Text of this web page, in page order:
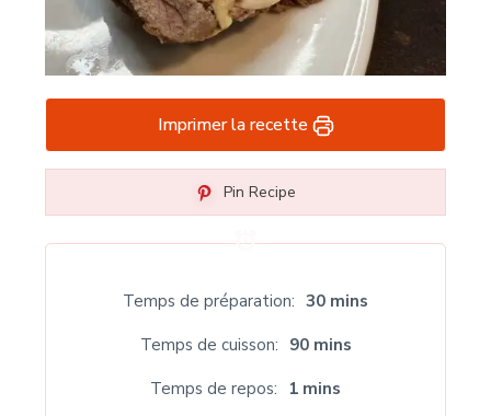
Imprimer la recette
Pin Recipe
Temps de préparation
30 mins
Temps de cuisson
90 mins
Temps de repos
1 mins